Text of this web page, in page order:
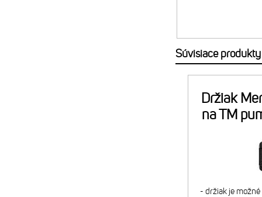
Súvisiace produkty
Držiak
na TM
- držiak je